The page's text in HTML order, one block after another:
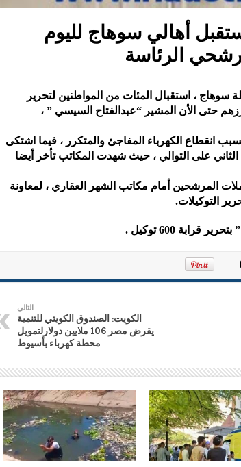
أهالي سوهاج لليوم
الرئاسة
سوهاج ، استقبال المئات من المواطنين لتحرير
حتى الأن المشير “عبدالفتاح السيسي ” ،
انقطاع الكهرباء المفاجئ والمتكرر ، فيما اشتكى
على التوالي ، حيث شهدت المكاتب تأخر أيضا
المرشحين أمام مكاتب الشهر العقاري ، لمعاونة
التوكيلات.
600 توكيل .
التالي
الكويت: الصندوق الكويتي للتنمية
يقرض مصر 106 ملايين دولارلتمويل
محطة كهرباء بأسيوط